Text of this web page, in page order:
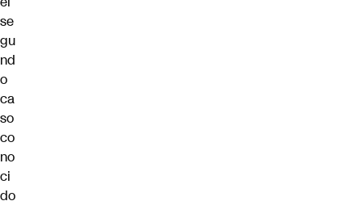
se
gu
nd
o
ca
so
co
no
ci
do